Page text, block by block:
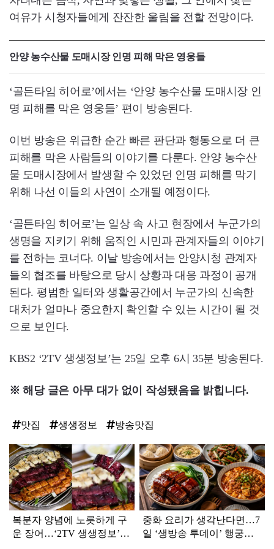
여유가 시청자들에게 잔잔한 울림을 전할 전망이다.
안양 농수산물 도매시장 인명 피해 막은 영웅들
‘골든타임 히어로’에서는 ‘안양 농수산물 도매시장 인
명 피해를 막은 영웅들’ 편이 방송된다.
이번 방송은 위급한 순간 빠른 판단과 행동으로 더 큰
피해를 막은 사람들의 이야기를 다룬다. 안양 농수산
물 도매시장에서 발생할 수 있었던 인명 피해를 막기
위해 나선 이들의 사연이 소개될 예정이다.
‘골든타임 히어로’는 일상 속 사고 현장에서 누군가의
생명을 지키기 위해 움직인 시민과 관계자들의 이야기
를 전하는 코너다. 이날 방송에서는 안양시청 관계자
들의 협조를 바탕으로 당시 상황과 대응 과정이 공개
된다. 평범한 일터와 생활공간에서 누군가의 신속한
대처가 얼마나 중요한지 확인할 수 있는 시간이 될 것
으로 보인다.
KBS2 ‘2TV 생생정보’는 25일 오후 6시 35분 방송된다.
※ 해당 글은 아무 대가 없이 작성됐음을 밝힙니다.
맛집 생생정보 방송맛집
탑
라
인
복분자 양념에 노릇하게 구
운 장어…‘2TV 생생정보’
중화 요리가 생각난다면…7
일 ‘생방송 투데이’ 행궁동